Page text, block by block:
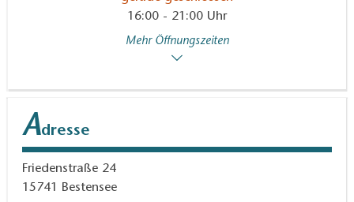
16:00 - 21:00 Uhr
Mehr Öffnungszeiten
Adresse
Friedenstraße 24
15741 Bestensee